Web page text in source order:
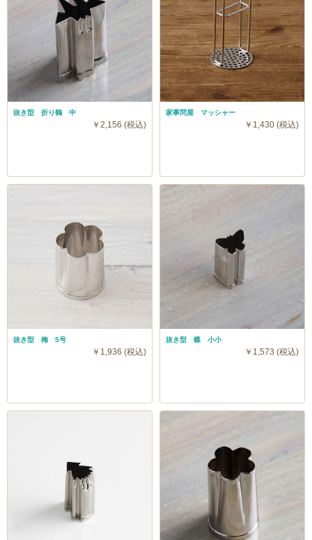
抜き型 折り鶴 中
￥2,156 (税込)
家事問屋 マッシャー
￥1,430 (税込)
抜き型 梅 5号
￥1,936 (税込)
抜き型 蝶 小小
￥1,573 (税込)